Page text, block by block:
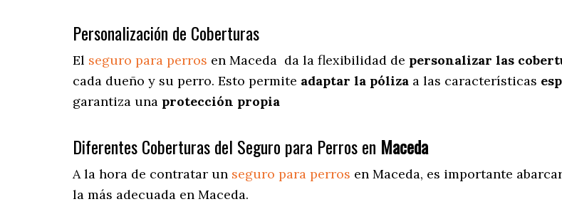
Personalización de Coberturas
El seguro para perros en Maceda da la flexibilidad de personalizar las
cada dueño y su perro. Esto permite adaptar la póliza a las características
garantiza una protección propia
Diferentes Coberturas del Seguro para Perros en Maceda
A la hora de contratar un seguro para perros en Maceda, es importante
la más adecuada en Maceda.